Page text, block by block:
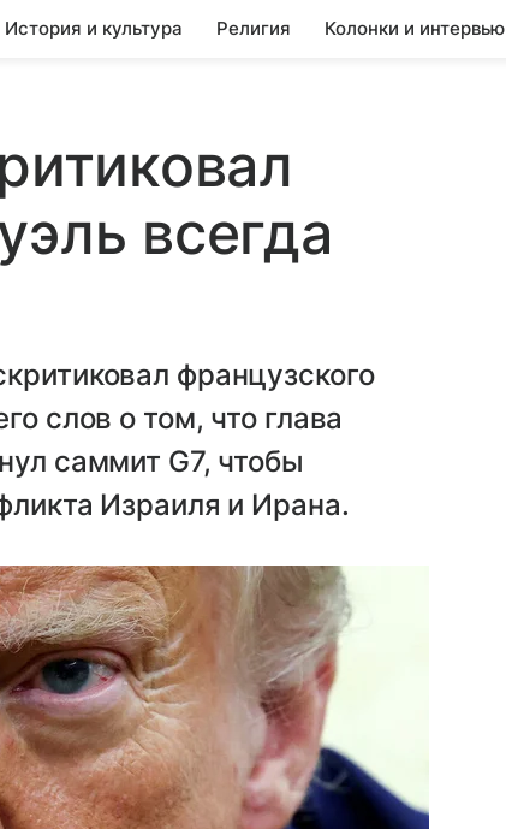
История и культура Религия Колонки и интервью
всегда
французского
слов о том, что глава
саммит G7, чтобы
Израиля и Ирана.